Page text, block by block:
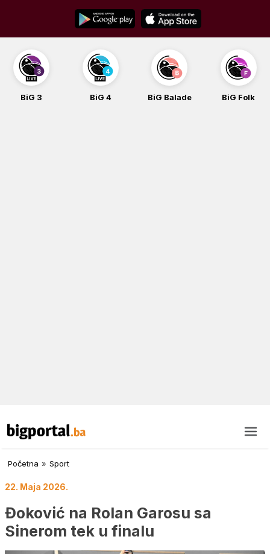
content
BiG 3 BiG 4 BiG Balade BiG Folk
Početna » Sport
22. Maja 2026.
Đoković na Rolan Garosu sa
Sinerom tek u finalu